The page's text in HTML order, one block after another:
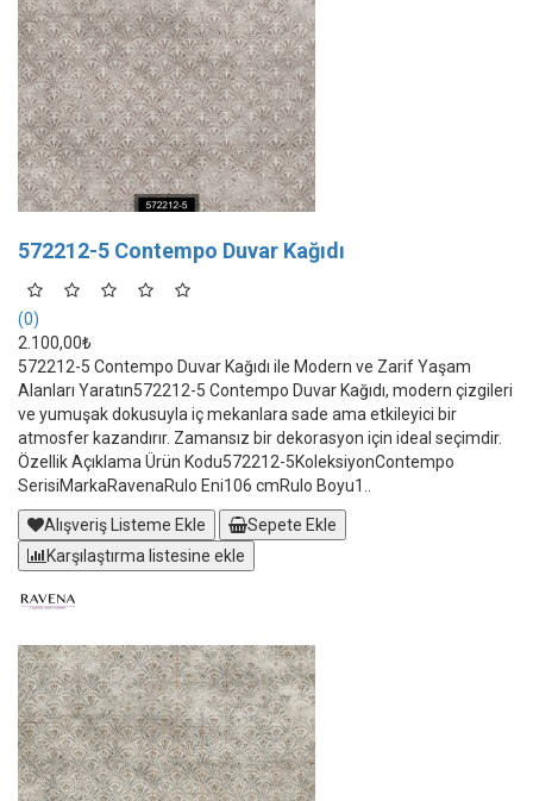
572212-5 Contempo Duvar Kağıdı
(0)
2.100,00₺
572212-5 Contempo Duvar Kağıdı ile Modern ve Zarif Yaşam
Alanları Yaratın572212-5 Contempo Duvar Kağıdı, modern çizgileri
ve yumuşak dokusuyla iç mekanlara sade ama etkileyici bir
atmosfer kazandırır. Zamansız bir dekorasyon için ideal seçimdir.
Özellik Açıklama Ürün Kodu572212-5KoleksiyonContempo
SerisiMarkaRavenaRulo Eni106 cmRulo Boyu1..
Alışveriş Listeme Ekle
Sepete Ekle
Karşılaştırma listesine ekle